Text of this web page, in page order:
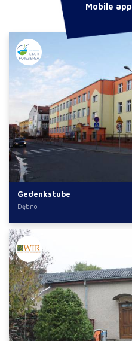
Gedenkstube
Dębno
Mobile app